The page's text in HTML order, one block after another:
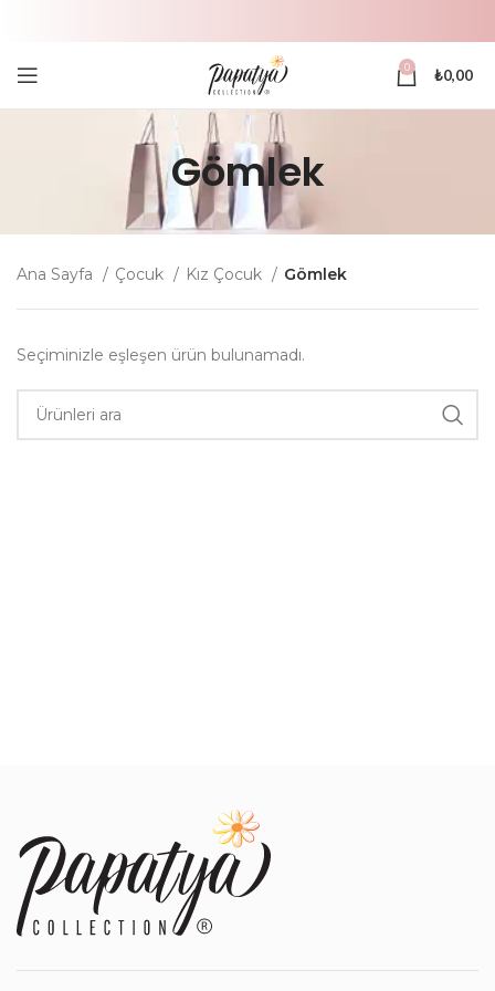
0 ₺0,00
Gömlek
Ana Sayfa Çocuk Kız Çocuk Gömlek
Seçiminizle eşleşen ürün bulunamadı.